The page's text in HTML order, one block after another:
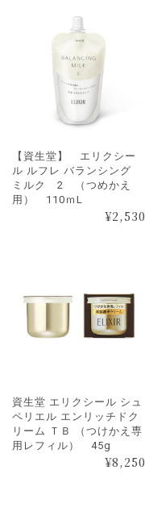
【資生堂】 エリクシー
ル ルフレ バランシング
ミルク 2 （つめかえ
用） 110ｍL
¥2,530
資生堂 エリクシール シュ
ペリエル エンリッチドク
リーム ＴＢ （つけかえ専
用レフィル） 45g
¥8,250